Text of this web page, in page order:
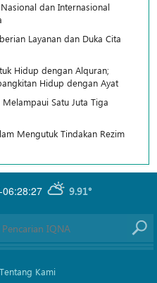
dan Internasional
Layanan dan Duka Cita
Hidup dengan Alquran;
Hidup dengan Ayat
Satu Juta Tiga
Mengutuk Tindakan Rezim
06:28:27 9.91°
Tentang Kami